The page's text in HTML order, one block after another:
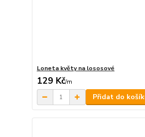
Loneta květy na lososové
129 Kč/m
Přidat do